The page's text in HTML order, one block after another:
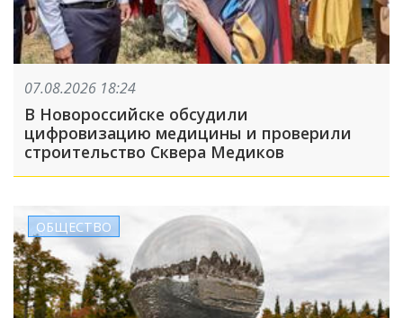
07.08.2026 18:24
В Новороссийске обсудили
цифровизацию медицины и проверили
строительство Сквера Медиков
ОБЩЕСТВО